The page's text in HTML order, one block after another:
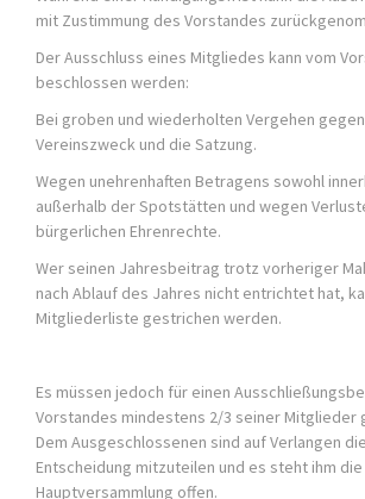
mit Zustimmung des Vorstandes
Der Ausschluss eines Mitgliedes kann vom
beschlossen werden:
Bei groben und wiederholten Vergehen
Vereinszweck und die Satzung.
Wegen unehrenhaften Betragens sowohl
außerhalb der Spotstätten und wegen
bürgerlichen Ehrenrechte.
Wer seinen Jahresbeitrag trotz vorheriger
nach Ablauf des Jahres nicht entrichtet hat,
Mitgliederliste gestrichen werden.
Es müssen jedoch für einen
Vorstandes mindestens 2/3 seiner Mitglieder
Dem Ausgeschlossenen sind auf Verlangen
Entscheidung mitzuteilen und es steht ihm
Hauptversammlung offen.